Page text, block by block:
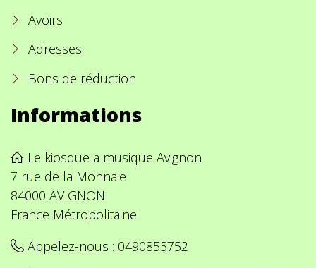
Avoirs
Adresses
Bons de réduction
Informations
Le kiosque a musique Avignon
7 rue de la Monnaie
84000 AVIGNON
France Métropolitaine
Appelez-nous : 0490853752